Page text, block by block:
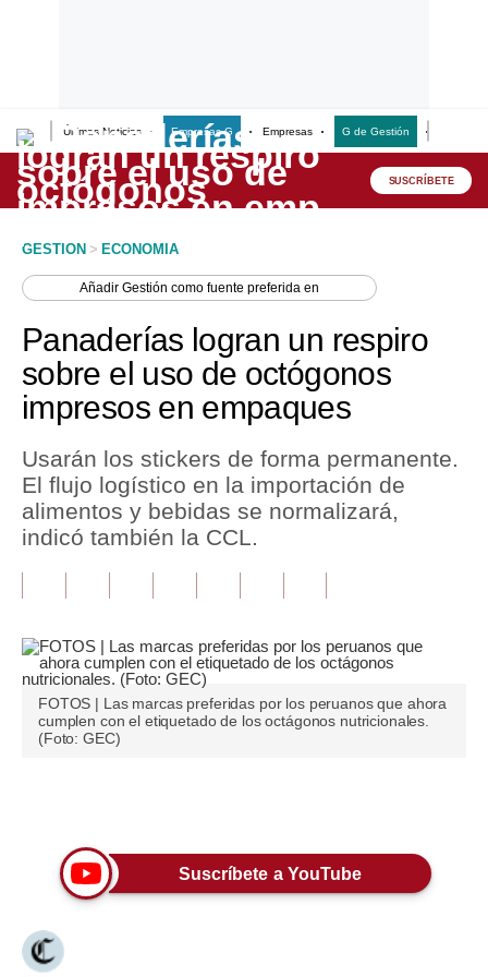
Últimas Noticias Empresas G Empresas G de Gestión
Lo último
Peru Quiosco
Economía
Mercados
Política
Tu Dinero
Finanzas Personales
Plus G
Opinión
Editorial
Tendencias
Viajes
SUSCRÍBETE
GESTION > ECONOMIA
AñadirGestión como fuente preferida en
Panaderías logran un respiro
sobre el uso de octógonos
impresos en empaques
Usarán los stickers de forma permanente.
El flujo logístico en la importación de
alimentos y bebidas se normalizará,
indicó también la CCL.
FOTOS | Las marcas preferidas por los peruanos que ahora
cumplen con el etiquetado de los octágonos nutricionales.
(Foto: GEC)
Suscríbete a YouTube